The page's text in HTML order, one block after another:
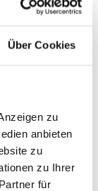
Über Cookies
zu
anbieten
zu
zu Ihrer
für
Abgestimmt
in der
Küche
Neben
bieten wir
sowie eine